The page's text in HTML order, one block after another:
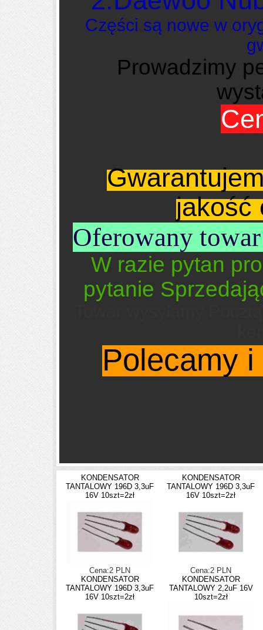
Części są nowe w
Prowadzimy
jakość
Oferowany
W razie pytan
pytanie
Polecamy
KONDENSATOR
TANTALOWY 196D 3,3uF
16V 10szt=2zł
Cena:2 PLN
KONDENSATOR
TANTALOWY 196D 3,3uF
16V 10szt=2zł
Cena:2 PLN
KONDENSATOR
TANTALOWY 196D 3,3uF
16V 10szt=2zł
KONDENSATOR
TANTALOWY 2,2uF 16V
10szt=2zł